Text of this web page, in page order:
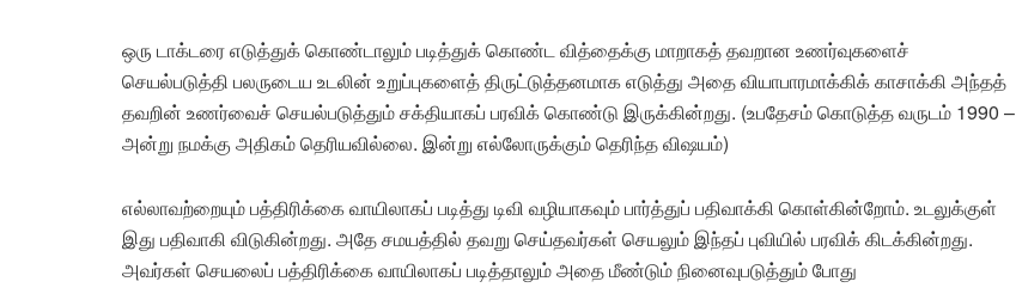
ஒரு டாக்டரை எடுத்துக் கொண்டாலும் படித்துக் கொண்ட வித்தைக்கு மாறாகத் தவறான உணர்வுகளைச்
செயல்படுத்தி பலருடைய உடலின் உறுப்புகளைத் திருட்டுத்தனமாக எடுத்து அதை வியாபாரமாக்கிக் காசாக்கி அந்தத்
தவறின் உணர்வைச் செயல்படுத்தும் சக்தியாகப் பரவிக் கொண்டு இருக்கின்றது. (உபதேசம் கொடுத்த வருடம் 1990 –
அன்று நமக்கு அதிகம் தெரியவில்லை. இன்று எல்லோருக்கும் தெரிந்த விஷயம்)
எல்லாவற்றையும் பத்திரிக்கை வாயிலாகப் படித்து டிவி வழியாகவும் பார்த்துப் பதிவாக்கி கொள்கின்றோம். உடலுக்குள்
இது பதிவாகி விடுகின்றது. அதே சமயத்தில் தவறு செய்தவர்கள் செயலும் இந்தப் புவியில் பரவிக் கிடக்கின்றது.
அவர்கள் செயலைப் பத்திரிக்கை வாயிலாகப் படித்தாலும் அதை மீண்டும் நினைவுபடுத்தும் போது